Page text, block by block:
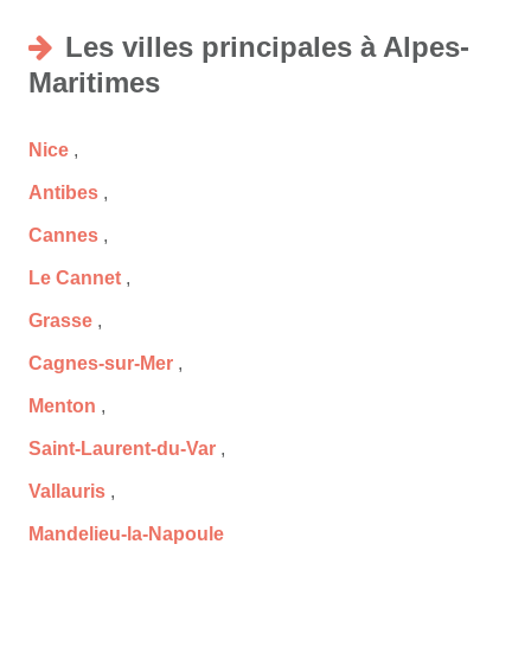
Les villes principales à Alpes-
Maritimes
Nice ,
Antibes ,
Cannes ,
Le Cannet ,
Grasse ,
Cagnes-sur-Mer ,
Menton ,
Saint-Laurent-du-Var ,
Vallauris ,
Mandelieu-la-Napoule